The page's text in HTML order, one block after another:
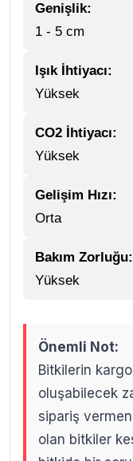
Genişlik:
1 - 5 cm
Işık İhtiyacı:
Yüksek
CO2 İhtiyacı:
Yüksek
Gelişim Hızı:
Orta
Bakım Zorluğu:
Yüksek
Önemli Not:
Bitkilerin
oluşabilecek
sipariş
olan bitkiler